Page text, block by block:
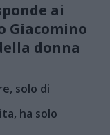
ai
Giacomino
donna
solo di
ha solo